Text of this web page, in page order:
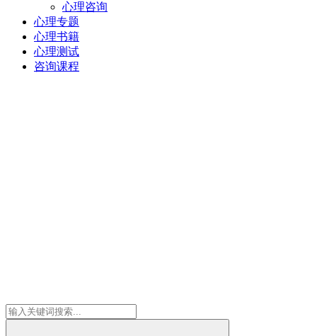
心理咨询
心理专题
心理书籍
心理测试
咨询课程